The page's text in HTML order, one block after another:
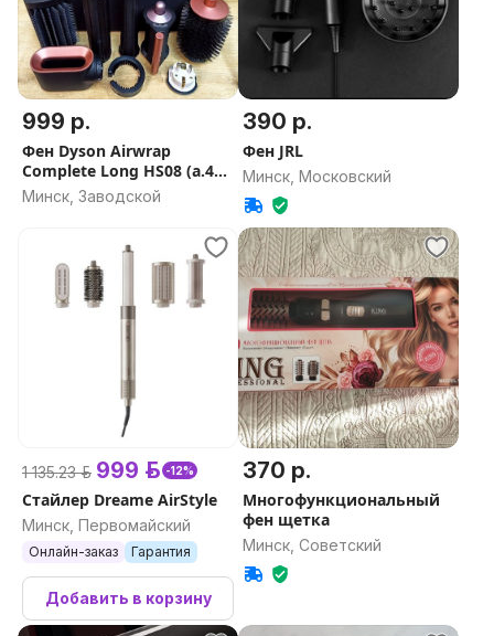
999 р.
Фен Dyson Airwrap
Complete Long HS08 (а.46-
050666)
Минск, Заводской
390 р.
Фен JRL
Минск, Московский
1 135.23 р. 999 р. -12%
Стайлер Dreame AirStyle
Минск, Первомайский
Онлайн-заказ Гарантия
Добавить в корзину
370 р.
Многофункциональный
фен щетка
Минск, Советский